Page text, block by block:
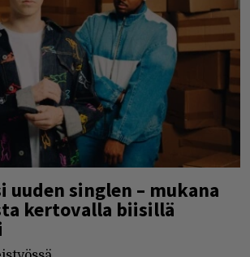
uuden singlen – mukana
kertovalla biisillä